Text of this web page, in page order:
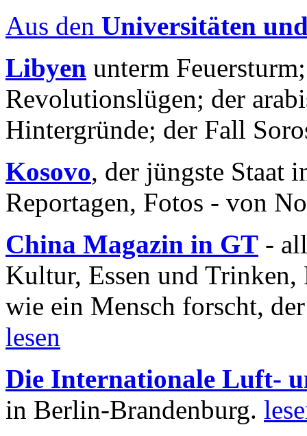
Aus den Universitäten
Libyen unterm
Revolutionslügen; der
Hintergründe; der Fall
Kosovo, der jüngste Staat
Reportagen, Fotos - von
China Magazin in GT -
Kultur, Essen und
wie ein Mensch forscht,
lesen
Die Internationale Luft-
in Berlin-Brandenburg.